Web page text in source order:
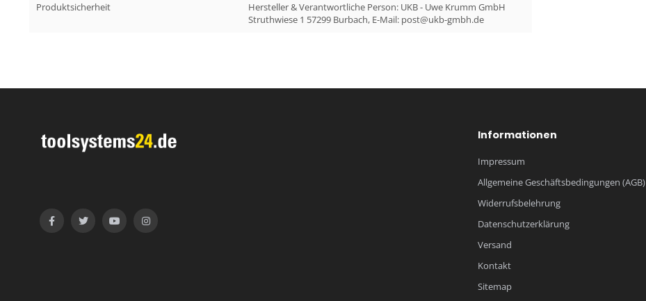
Produktsicherheit
Hersteller & Verantwortliche Person: UKB - Uwe Krumm GmbH
Struthwiese 1 57299 Burbach, E-Mail: post@ukb-gmbh.de
Informationen
Impressum
Allgemeine Geschäftsbedingungen (AGB)
Widerrufsbelehrung
Datenschutzerklärung
Versand
Kontakt
Sitemap